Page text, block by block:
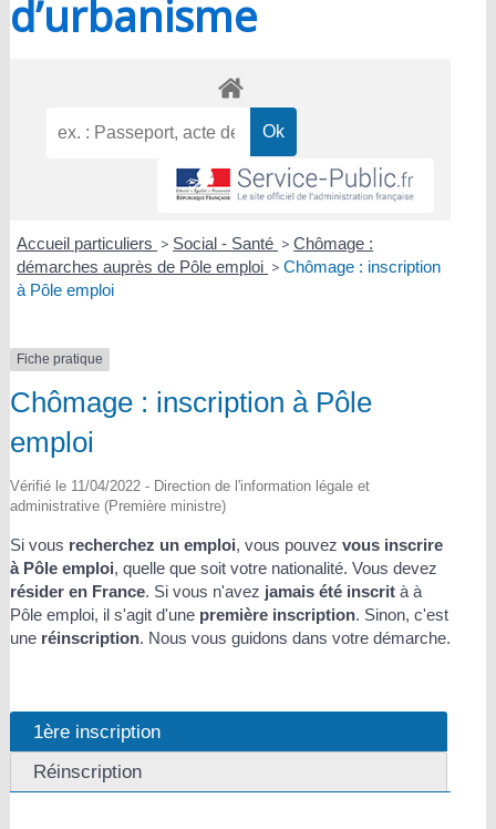
d’urbanisme
Accueil particuliers > Social - Santé > Chômage :
démarches auprès de Pôle emploi > Chômage : inscription
à Pôle emploi
Fiche pratique
Chômage : inscription à Pôle
emploi
Vérifié le 11/04/2022 - Direction de l'information légale et
administrative (Première ministre)
Si vous recherchez un emploi, vous pouvez vous inscrire
à Pôle emploi, quelle que soit votre nationalité. Vous devez
résider en France. Si vous n'avez jamais été inscrit à à
Pôle emploi, il s'agit d'une première inscription. Sinon, c'est
une réinscription. Nous vous guidons dans votre démarche.
1ère inscription
Réinscription